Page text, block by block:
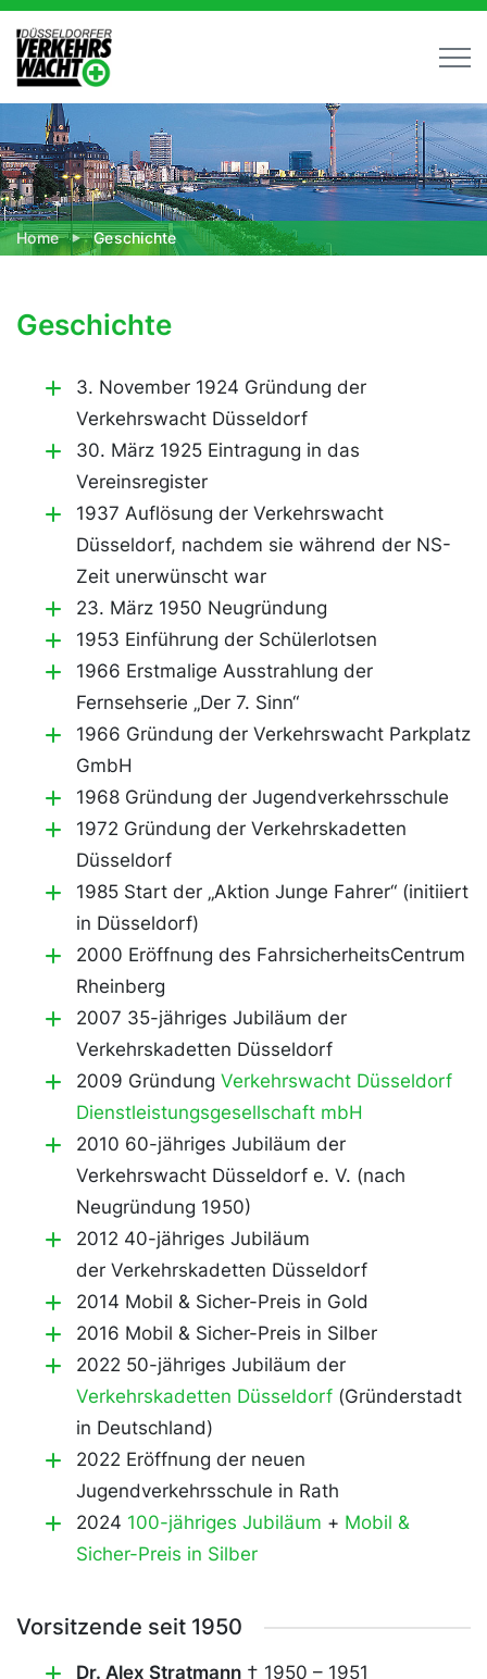
Home Geschichte
Geschichte
3. November 1924 Gründung der
Verkehrswacht Düsseldorf
30. März 1925 Eintragung in das
Vereinsregister
1937 Auflösung der Verkehrswacht
Düsseldorf, nachdem sie während der NS-
Zeit unerwünscht war
23. März 1950 Neugründung
1953 Einführung der Schülerlotsen
1966 Erstmalige Ausstrahlung der
Fernsehserie „Der 7. Sinn“
1966 Gründung der Verkehrswacht Parkplatz
GmbH
1968 Gründung der Jugendverkehrsschule
1972 Gründung der Verkehrskadetten
Düsseldorf
1985 Start der „Aktion Junge Fahrer“ (initiiert
in Düsseldorf)
2000 Eröffnung des FahrsicherheitsCentrum
Rheinberg
2007 35-jähriges Jubiläum der
Verkehrskadetten Düsseldorf
2009 Gründung Verkehrswacht Düsseldorf
Dienstleistungsgesellschaft mbH
2010 60-jähriges Jubiläum der
Verkehrswacht Düsseldorf e. V. (nach
Neugründung 1950)
2012 40-jähriges Jubiläum
der Verkehrskadetten Düsseldorf
2014 Mobil & Sicher-Preis in Gold
2016 Mobil & Sicher-Preis in Silber
2022 50-jähriges Jubiläum der
Verkehrskadetten Düsseldorf (Gründerstadt
in Deutschland)
2022 Eröffnung der neuen
Jugendverkehrsschule in Rath
2024 100-jähriges Jubiläum + Mobil &
Sicher-Preis in Silber
Vorsitzende seit 1950
Dr. Alex Stratmann † 1950 – 1951